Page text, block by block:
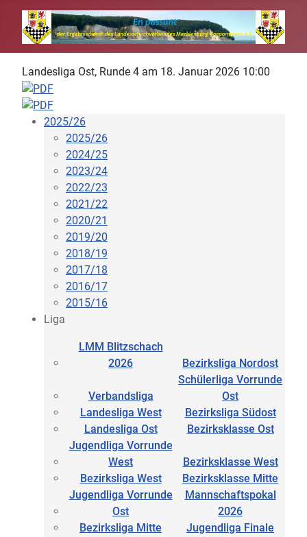
Landesliga Ost, Runde 4 am 18. Januar 2026 10:00
2025/26
2025/26
2024/25
2023/24
2022/23
2021/22
2020/21
2019/20
2018/19
2017/18
2016/17
2015/16
Liga
LMM Blitzschach
2026
Bezirksliga Nordost
Verbandsliga
Schülerliga Vorrunde
Ost
Landesliga West
Bezirksliga Südost
Landesliga Ost
Bezirksklasse Ost
Jugendliga Vorrunde
West
Bezirksklasse West
Bezirksliga West
Bezirksklasse Mitte
Jugendliga Vorrunde
Ost
Mannschaftspokal
2026
Bezirksliga Mitte
Jugendliga Finale